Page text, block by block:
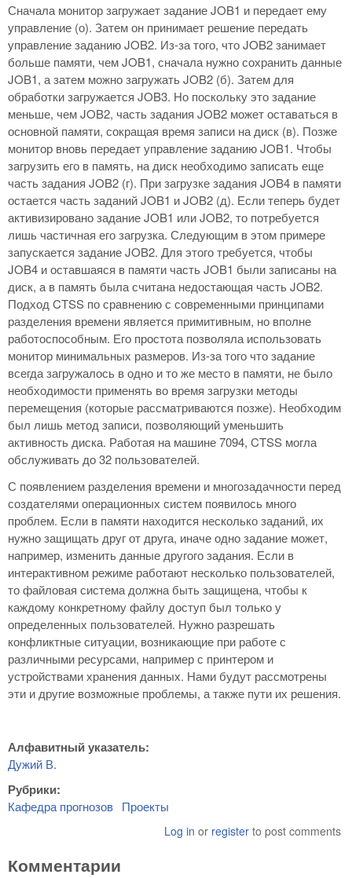
Сначала монитор загружает задание JOB1 и передает ему
управление (о). Затем он принимает решение передать
управление заданию JOB2. Из-за того, что JOB2 занимает
больше памяти, чем JOB1, сначала нужно сохранить данные
JOB1, а затем можно загружать JOB2 (б). Затем для
обработки загружается JOB3. Но поскольку это задание
меньше, чем JOB2, часть задания JOB2 может оставаться в
основной памяти, сокращая время записи на диск (в). Позже
монитор вновь передает управление заданию JOB1. Чтобы
загрузить его в память, на диск необходимо записать еще
часть задания JOB2 (г). При загрузке задания JOB4 в памяти
остается часть заданий JOB1 и JOB2 (д). Если теперь будет
активизировано задание JOB1 или JOB2, то потребуется
лишь частичная его загрузка. Следующим в этом примере
запускается задание JOB2. Для этого требуется, чтобы
JOB4 и оставшаяся в памяти часть JOB1 были записаны на
диск, а в память была считана недостающая часть JOB2.
Подход CTSS по сравнению с современными принципами
разделения времени является примитивным, но вполне
работоспособным. Его простота позволяла использовать
монитор минимальных размеров. Из-за того что задание
всегда загружалось в одно и то же место в памяти, не было
необходимости применять во время загрузки методы
перемещения (которые рассматриваются позже). Необходим
был лишь метод записи, позволяющий уменьшить
активность диска. Работая на машине 7094, CTSS могла
обслуживать до 32 пользователей.
С появлением разделения времени и многозадачности перед
создателями операционных систем появилось много
проблем. Если в памяти находится несколько заданий, их
нужно защищать друг от друга, иначе одно задание может,
например, изменить данные другого задания. Если в
интерактивном режиме работают несколько пользователей,
то файловая система должна быть защищена, чтобы к
каждому конкретному файлу доступ был только у
определенных пользователей. Нужно разрешать
конфликтные ситуации, возникающие при работе с
различными ресурсами, например с принтером и
устройствами хранения данных. Нами будут рассмотрены
эти и другие возможные проблемы, а также пути их решения.
Алфавитный указатель:
Дужий В.
Рубрики:
Кафедра прогнозов Проекты
Log in or register to post comments
Комментарии